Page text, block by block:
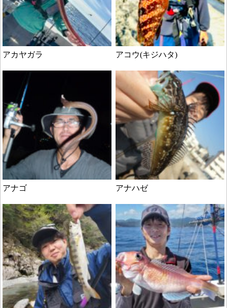
アカヤガラ アコウ(キジハタ)
アナゴ アナハゼ